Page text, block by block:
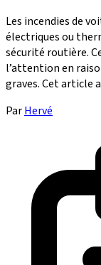
Les incendies de
électriques ou
sécurité routière.
l’attention en
graves. Cet article
ParHervé